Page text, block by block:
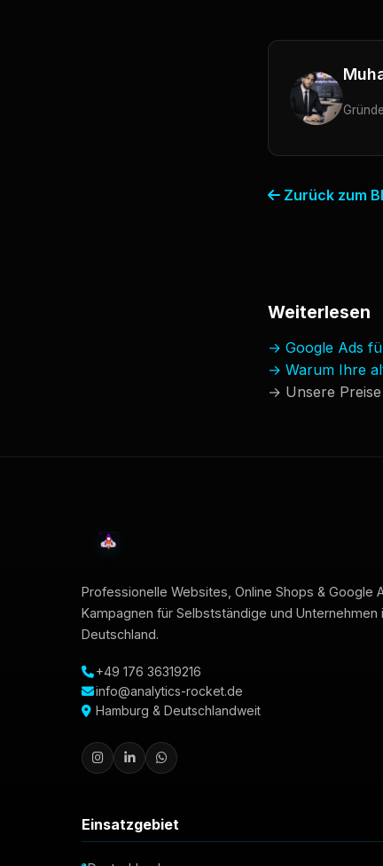
Zurück zum
Weiterlesen
→ Google Ads
→ Warum Ihre
→ Unsere
Professionelle Websites, Online Shops & Google
Kampagnen für Selbstständige und Unternehmen
Deutschland.
+49 176 36319216
info@analytics-rocket.de
Hamburg & Deutschlandweit
Einsatzgebiet